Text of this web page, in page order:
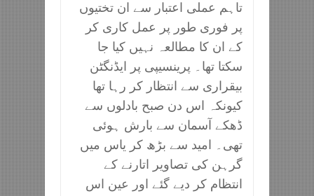
تاہم عملی اعتبار سے ان تختیوں
پر فوری طور پر عمل کاری کر
کے ان کا مطالعہ نہیں کیا جا
سکتا تھا۔ پرینسیپی پر ایڈنگٹن
بیقراری سے انتظار کر رہا تھا
کیونکہ اس دن صبح بادلوں سے
ڈھکے آسمان سے بارش ہوئی
تھی۔ امید سے بڑھ کر یاس میں
گرہن کی تصاویر اتارنے کے
انتظام کر دیے گئے اور عین اس